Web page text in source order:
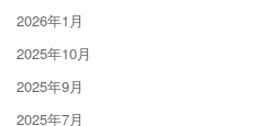
2026年1月
2025年10月
2025年9月
2025年7月